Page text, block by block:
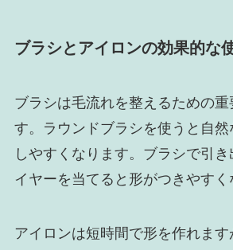
ブラシとアイロンの効果的な
ブラシは毛流れを整えるための
す。ラウンドブラシを使うと自
しやすくなります。ブラシで引
イヤーを当てると形がつきやすく
アイロンは短時間で形を作れま